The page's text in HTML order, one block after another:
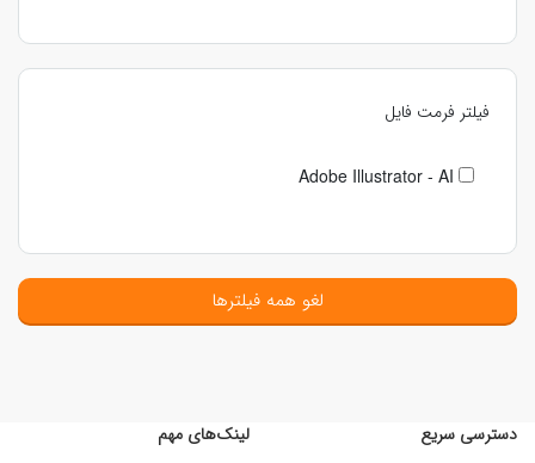
فیلتر فرمت فایل
Adobe Illustrator - AI
لغو همه فیلترها
دسترسی سریع لینک‌های مهم